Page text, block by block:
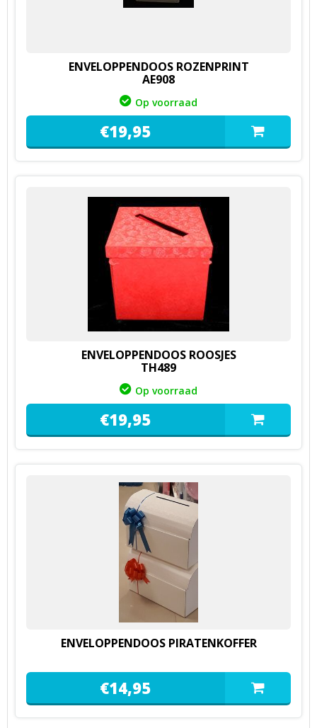
ENVELOPPENDOOS ROZENPRINT
AE908
Op voorraad
€19,95
ENVELOPPENDOOS ROOSJES
TH489
Op voorraad
€19,95
ENVELOPPENDOOS PIRATENKOFFER
€14,95